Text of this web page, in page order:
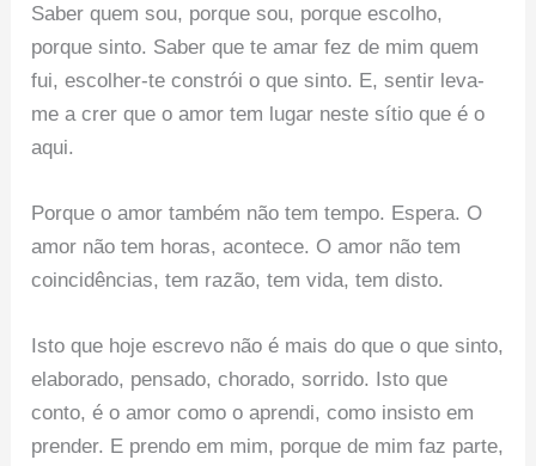
Saber quem sou, porque sou, porque escolho,
porque sinto. Saber que te amar fez de mim quem
fui, escolher-te constrói o que sinto. E, sentir leva-
me a crer que o amor tem lugar neste sítio que é o
aqui.
Porque o amor também não tem tempo. Espera. O
amor não tem horas, acontece. O amor não tem
coincidências, tem razão, tem vida, tem disto.
Isto que hoje escrevo não é mais do que o que sinto,
elaborado, pensado, chorado, sorrido. Isto que
conto, é o amor como o aprendi, como insisto em
prender. E prendo em mim, porque de mim faz parte,